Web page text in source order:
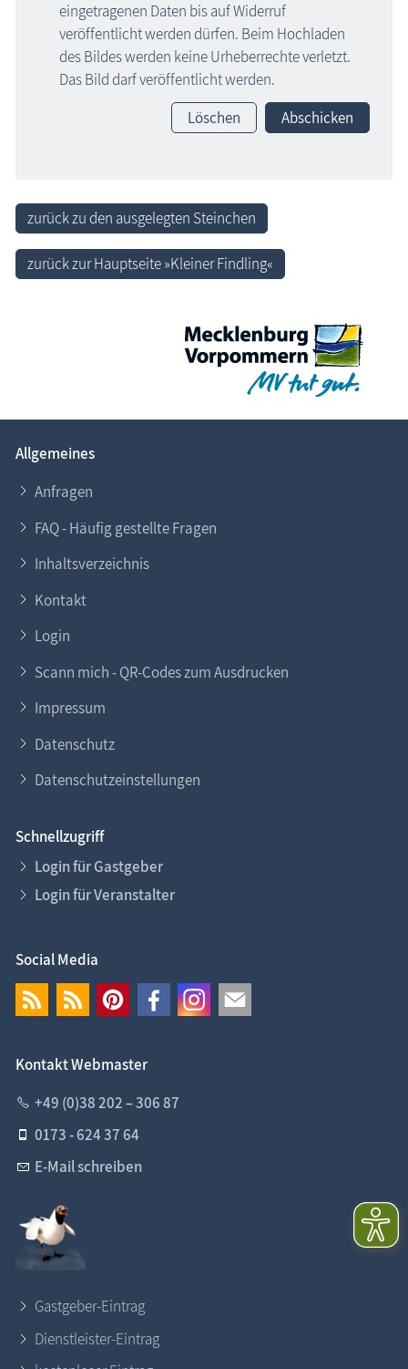
eingetragenen Daten bis auf Widerruf
veröffentlicht werden dürfen. Beim Hochladen
des Bildes werden keine Urheberrechte verletzt.
Das Bild darf veröffentlicht werden.
Löschen
Abschicken
zurück zu den ausgelegten Steinchen
zurück zur Hauptseite »Kleiner Findling«
Allgemeines
Anfragen
FAQ - Häufig gestellte Fragen
Inhaltsverzeichnis
Kontakt
Login
Scann mich - QR-Codes zum Ausdrucken
Impressum
Datenschutz
Datenschutzeinstellungen
Schnellzugriff
Login für Gastgeber
Login für Veranstalter
Social Media
Kontakt Webmaster
+49 (0)38 202 – 306 87
0173 - 624 37 64
E-Mail schreiben
Gastgeber-Eintrag
Dienstleister-Eintrag